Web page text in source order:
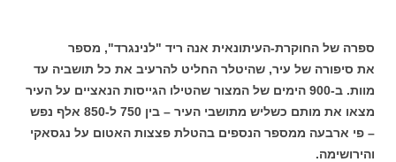
ספרה של החוקרת-העיתונאית אנה ריד "לנינגרד", מספר
אתסיפורה של עיר, שהיטלר החליט להרעיב את כל תושביה עד
מוות. ב-900 הימים של המצור שהטילו הגייסות הנאציים על העיר
מצאו את מותם כשליש מתושבי העיר – בין 750 ל-850 אלף נפש
– פי ארבעה ממספר הנספים בהטלת פצצות האטום על נגסאקי
והירושימה.